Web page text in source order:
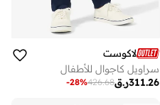
لاكوست
سراويل كاجوال للأطفال
ر.ق311.26
426.68
-28%